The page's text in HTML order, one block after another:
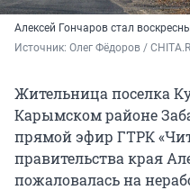
Алексей Гончаров стал
Источник: Олег Фёдоров /
Жительница поселка
Карымском районе
прямой эфир ГТРК
правительства края
пожаловалась на